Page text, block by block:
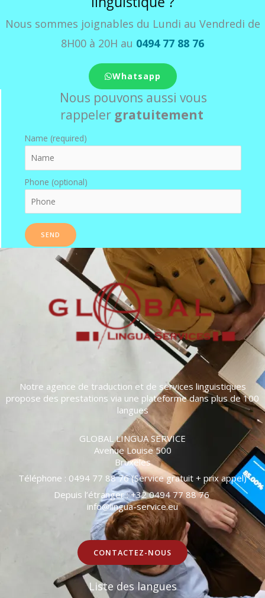
Nous sommes joignables du Lundi au Vendredi de
8H00 à 20H au 0494 77 88 76
ou par
Whatsapp
Nous pouvons aussi vous
rappeler gratuitement
Name (required)
Phone (optional)
Notre agence de traduction et de services linguistiques
propose des prestations via une plateforme dans plus de 100
langues
GLOBAL LINGUA SERVICE
Avenue Louise 500
Bruxeles
Téléphone : 0494 77 88 76 (Service gratuit + prix appel)
Depuis l’étranger : +32 0494 77 88 76
info@lingua-service.eu
CONTACTEZ-NOUS
Liste des langues